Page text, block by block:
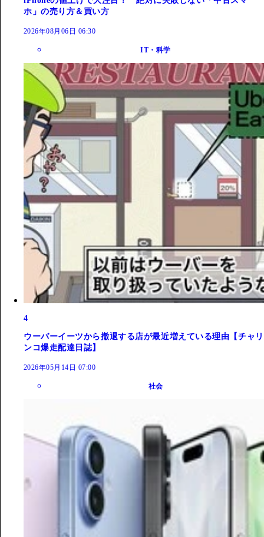
ホ」の売り方＆買い方
2026年08月06日 06:30
IT・科学
4
ウーバーイーツから撤退する店が最近増えている理由【チャリ
ンコ爆走配達日誌】
2026年05月14日 07:00
社会